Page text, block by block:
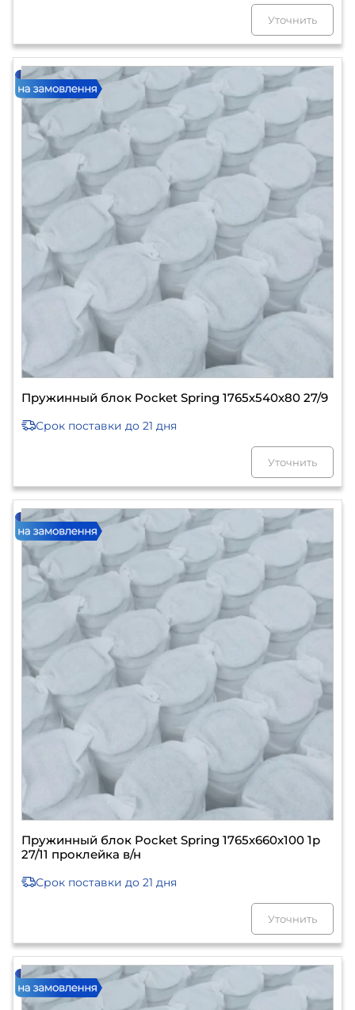
Уточнить
Пружинный блок Pocket Spring 1765х540х80 27/9
Срок поставки до 21 дня
Уточнить
Пружинный блок Pocket Spring 1765х660х100 1р
27/11 проклейка в/н
Срок поставки до 21 дня
Уточнить